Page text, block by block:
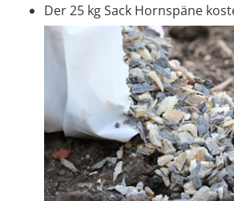
Der 25 kg Sack Hornspäne